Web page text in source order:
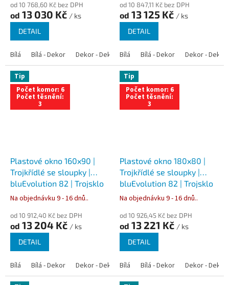
od 10 768,60 Kč bez DPH
od 13 030 Kč / ks
DETAIL
Bílá Bílá - Dekor Dekor - Dekor Bílá - Antracit Bílá - Zlatý dub
od 10 847,11 Kč bez DPH
od 13 125 Kč / ks
DETAIL
Bílá Bílá - Dekor Dekor - Dekor
Tip
Počet komor: 6
Počet těsnění:
3
Plastové okno 160x90 |
Trojkřídlé se sloupky |
bluEvolution 82 | Trojsklo
Na objednávku 9 - 16 dnů..
od 10 912,40 Kč bez DPH
od 13 204 Kč / ks
DETAIL
Bílá Bílá - Dekor Dekor - Dekor Bílá - Antracit Bílá - Zlatý dub
Tip
Počet komor: 6
Počet těsnění:
3
Plastové okno 180x80 |
Trojkřídlé se sloupky |
bluEvolution 82 | Trojsklo
Na objednávku 9 - 16 dnů..
od 10 926,45 Kč bez DPH
od 13 221 Kč / ks
DETAIL
Bílá Bílá - Dekor Dekor - Dekor